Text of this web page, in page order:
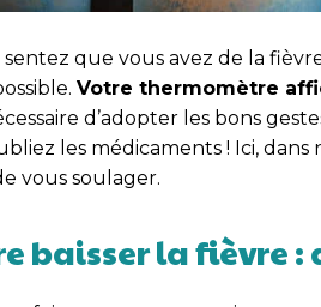
que vous avez de la
Votre thermomètre
d’adopter les bons
les médicaments ! Ici,
vous soulager.
baisser la fièvre :